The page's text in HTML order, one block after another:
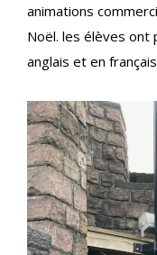
animations
Noël. les élèves
anglais et en